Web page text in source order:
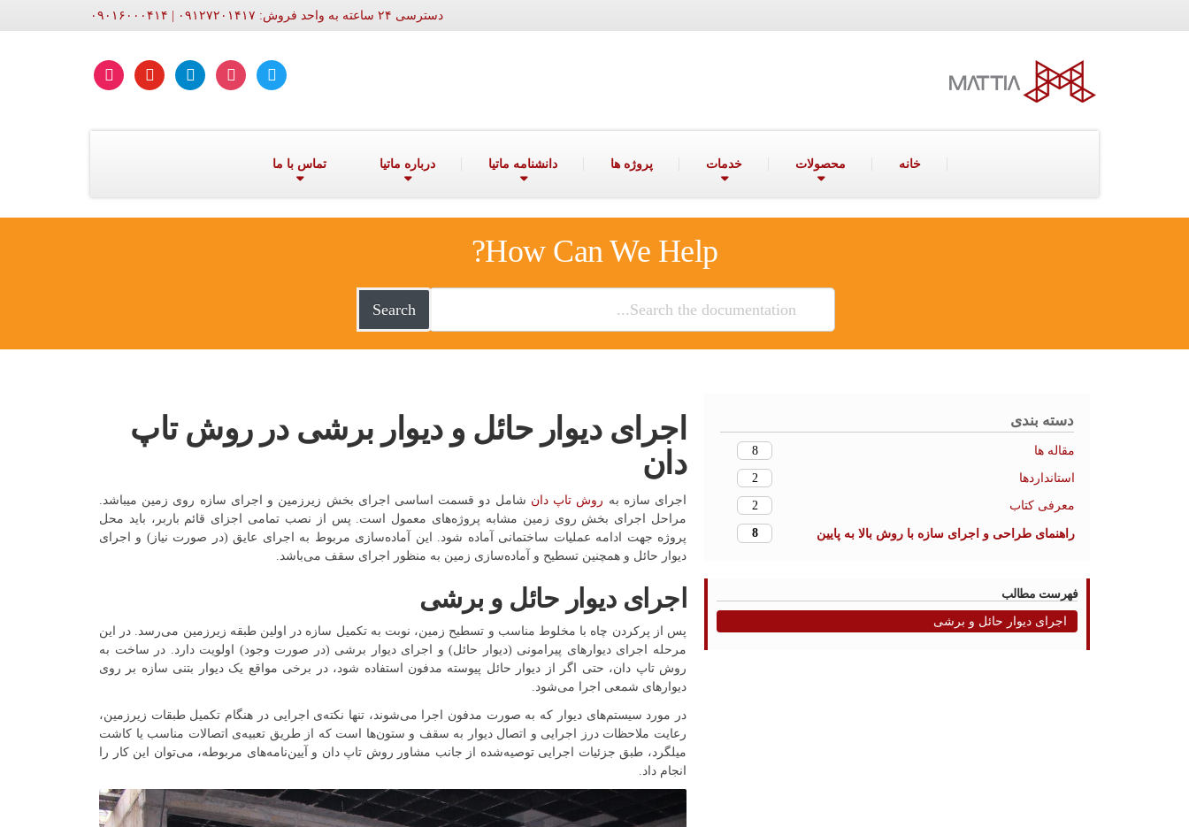
دسترسی ۲۴ ساعته به واحد فروش: ۰۹۱۲۷۲۰۱۴۱۷ | ۰۹۰۱۶۰۰۰۴۱۴
twitter
instagram
telegram
youtube
aparat
خانه محصولات خدمات پروژه ها دانشنامه ماتیا درباره ماتیا تماس با ما
How Can We Help?
Search
دسته بندی
مقاله ها 8
استانداردها 2
معرفی کتاب 2
راهنمای طراحی و اجرای سازه با روش بالا به پایین 8
فهرست مطالب
اجرای دیوار حائل و برشی
اجرای دیوار حائل و دیوار برشی در روش تاپ
دان
اجرای سازه به روش تاپ دان شامل دو قسمت اساسی اجرای بخش زیرزمین و اجرای سازه روی زمین میباشد.
مراحل اجرای بخش روی زمین مشابه پروژه‌های معمول است. پس از نصب تمامی اجزای قائم باربر، باید محل
پروژه جهت ادامه عملیات ساختمانی آماده شود. این آماده‌سازی مربوط به اجرای عایق (در صورت نیاز) و اجرای
دیوار حائل و همچنین تسطیح و آماده‌سازی زمین به منظور اجرای سقف می‌باشد.
اجرای دیوار حائل و برشی
پس از پرکردن چاه با مخلوط مناسب و تسطیح زمین، نوبت به تکمیل سازه در اولین طبقه زیرزمین می‌رسد. در این
مرحله اجرای دیوارهای پیرامونی (دیوار حائل) و اجرای دیوار برشی (در صورت وجود) اولویت دارد. در ساخت به
روش تاپ دان، حتی اگر از دیوار حائل پیوسته مدفون استفاده شود، در برخی مواقع یک دیوار بتنی سازه بر روی
دیوارهای شمعی اجرا می‌شود.
در مورد سیستم‌های دیوار که به صورت مدفون اجرا می‌شوند، تنها نکته‌ی اجرایی در هنگام تکمیل طبقات زیرزمین،
رعایت ملاحظات درز اجرایی و اتصال دیوار به سقف و ستون‌ها است که از طریق تعبیه‌ی اتصالات مناسب یا کاشت
میلگرد، طبق جزئیات اجرایی توصیه‌شده از جانب مشاور روش تاپ دان و آیین‌نامه‌های مربوطه، می‌توان این کار را
انجام داد.